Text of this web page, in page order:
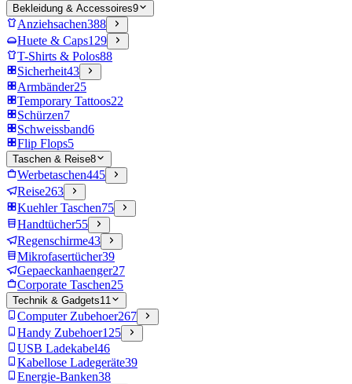
Bekleidung & Accessoires9
Anziehsachen388
Huete & Caps129
T-Shirts & Polos88
Sicherheit43
Armbänder25
Temporary Tattoos22
Schürzen7
Schweissband6
Flip Flops5
Taschen & Reise8
Werbetaschen445
Reise263
Kuehler Taschen75
Handtücher55
Regenschirme43
Mikrofasertücher39
Gepaeckanhaenger27
Corporate Taschen25
Technik & Gadgets11
Computer Zubehoer267
Handy Zubehoer125
USB Ladekabel46
Kabellose Ladegeräte39
Energie-Banken38